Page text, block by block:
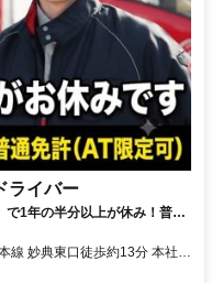
ライバー
で1年の半分以上が休み！普通
しのルート配送です！
線 妙典東口徒歩約13分 本社所
命亀戸ビル3F